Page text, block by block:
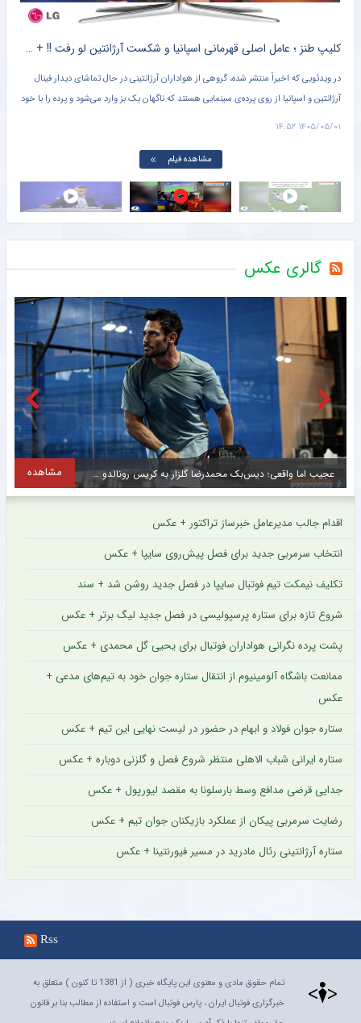
کلیپ طنز ؛ عامل اصلی قهرمانی اسپانیا و شکست آرژانتین لو رفت !! + سند
در ویدئویی که اخیراً منتشر شده، گروهی از هواداران آرژانتینی در حال تماشای دیدار فینال
آرژانتین و اسپانیا از روی پرده‌ی سینمایی هستند که ناگهان یک بز وارد می‌شود و پرده را با خود
۱۴۰۵/۰۵/۰۱ ۱۴:۵۲
مشاهده فیلم
گالری عکس
عجیب اما واقعی؛ دیس‌بک محمدرضا گلزار به کریس رونالدو + عکس مشاهده
اقدام جالب مدیرعامل خبرساز تراکتور + عکس
انتخاب سرمربی جدید برای فصل پیش‌روی سایپا + عکس
تکلیف نیمکت تیم فوتبال سایپا در فصل جدید روشن شد + سند
شروع تازه برای ستاره پرسپولیسی در فصل جدید لیگ برتر + عکس
پشت پرده نگرانی هواداران فوتبال برای یحیی گل محمدی + عکس
ممانعت باشگاه آلومینیوم از انتقال ستاره جوان خود به تیم‌های مدعی +
عکس
ستاره جوان فولاد و ابهام در حضور در لیست نهایی این تیم + عکس
ستاره ایرانی شباب الاهلی منتظر شروع فصل و گلزنی دوباره + عکس
جدایی قرضی مدافع وسط بارسلونا به مقصد لیورپول + عکس
رضایت سرمربی پیکان از عملکرد بازیکنان جوان تیم + عکس
ستاره آرژانتینی رئال مادرید در مسیر فیورنتینا + عکس
Rss
تمام حقوق مادی و معنوی این پایگاه خبری ( از 1381 تا کنون ) متعلق به
خبرگزاری فوتبال ایران ، پارس فوتبال است و استفاده از مطالب بنا بر قانون